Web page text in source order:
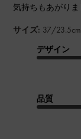
気持ちもあがりま
サイズ: 37/23.5cm
デザイン
品質